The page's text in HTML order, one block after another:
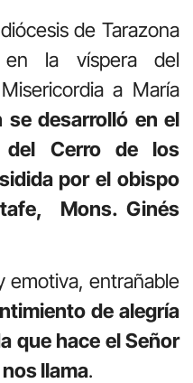
de Tarazona
en la víspera del
a María
se desarrolló en el
del Cerro de los
por el obispo
Mons. Ginés
emotiva, entrañable
de alegría
que hace el Señor
nos llama.